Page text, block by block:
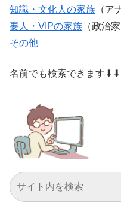
知識・文化人の家族 （ア
要人・VIPの家族 （政治
その他
名前でも検索できます